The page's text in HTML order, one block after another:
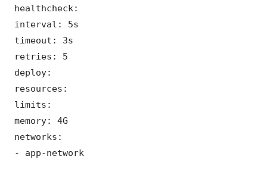
healthcheck:
interval: 5s
timeout: 3s
retries: 5
deploy:
resources:
limits:
memory: 4G
networks:
- app-network